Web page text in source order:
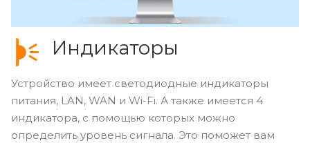
Индикаторы
Устройство имеет светодиодные индикаторы
питания, LAN, WAN и Wi-Fi. А также имеется 4
индикатора, с помощью которых можно
определить уровень сигнала. Это поможет вам